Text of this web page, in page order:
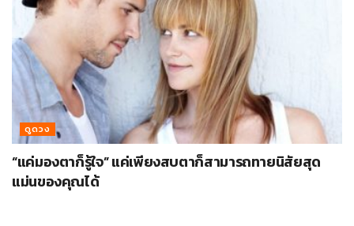
ดูดวง
“แค่มองตาก็รู้ใจ” แค่เพียงสบตาก็สามารถทายนิสัยสุด
แม่นของคุณได้